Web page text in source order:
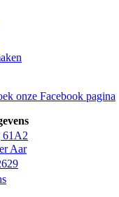
onze Facebook pagina
61A2
Aar